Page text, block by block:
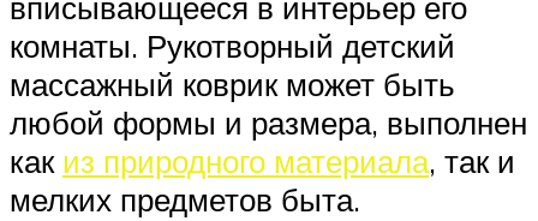
комнаты. Рукотворный детский
массажный коврик может быть
любой формы и размера, выполнен
как из природного материала, так и
мелких предметов быта.